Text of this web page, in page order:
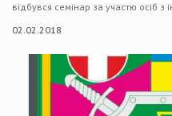
відбувся семінар за участю осіб з
02.02.2018